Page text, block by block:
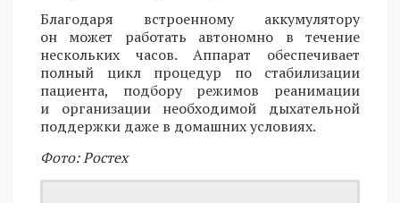
Благодаря встроенному аккумулятору
он может работать автономно в течение
нескольких часов. Аппарат обеспечивает
полный цикл процедур по стабилизации
пациента, подбору режимов реанимации
и организации необходимой дыхательной
поддержки даже в домашних условиях.
Фото: Ростех